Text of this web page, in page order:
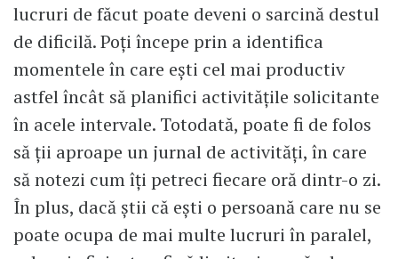
lucruri de făcut poate deveni o sarcină destul
de dificilă. Poți începe prin a identifica
momentele în care ești cel mai productiv
astfel încât să planifici activitățile solicitante
în acele intervale. Totodată, poate fi de folos
să ții aproape un jurnal de activități, în care
să notezi cum îți petreci fiecare oră dintr-o zi.
În plus, dacă știi că ești o persoană care nu se
poate ocupa de mai multe lucruri în paralel,